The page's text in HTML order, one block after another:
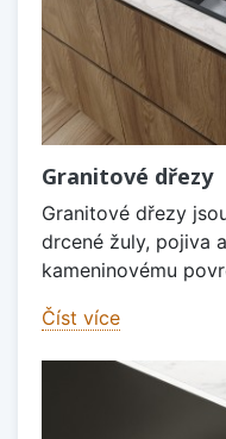
Granitové dřezy
Granitové dřezy
drcené žuly, pojiva
kameninovému
Číst více